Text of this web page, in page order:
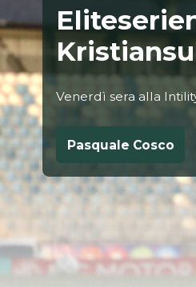
Venerdì sera alla
Pasquale Cosco